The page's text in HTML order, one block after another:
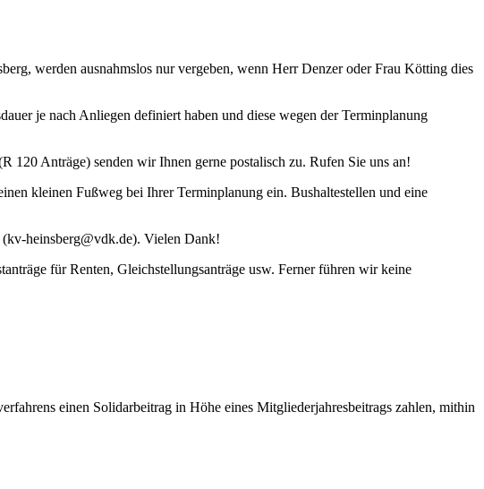
werden ausnahmslos nur vergeben, wenn Herr Denzer oder Frau Kötting dies
je nach Anliegen definiert haben und diese wegen der Terminplanung
120 Anträge) senden wir Ihnen gerne postalisch zu. Rufen Sie uns an!
kleinen Fußweg bei Ihrer Terminplanung ein. Bushaltestellen und eine
(kv-heinsberg@vdk.de). Vielen Dank!
für Renten, Gleichstellungsanträge usw. Ferner führen wir keine
einen Solidarbeitrag in Höhe eines Mitgliederjahresbeitrags zahlen, mithin